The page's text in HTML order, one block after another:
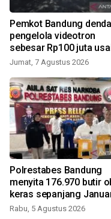
Pemkot Bandung denda
pengelola videotron
sebesar Rp100 juta
tebang pohon Jalan Riau
Jumat, 7 Agustus 2026
Polrestabes Bandung
menyita 176.970 butir
keras sepanjang
Juli
Rabu, 5 Agustus 2026